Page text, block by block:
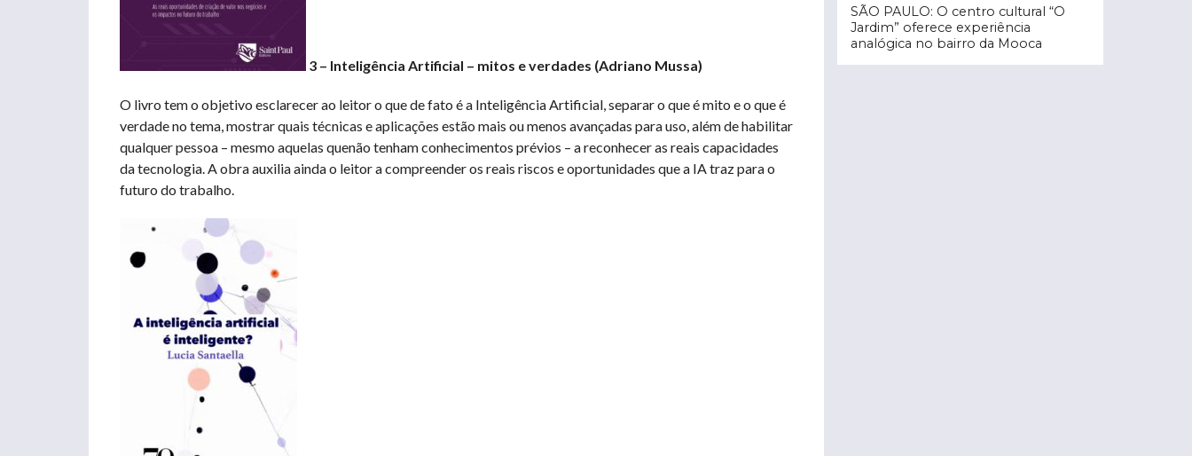
3 – Inteligência Artificial – mitos e verdades (Adriano Mussa)
O livro tem o objetivo esclarecer ao leitor o que de fato é a Inteligência Artificial, separar o que é mito e o que é
verdade no tema, mostrar quais técnicas e aplicações estão mais ou menos avançadas para uso, além de habilitar
qualquer pessoa – mesmo aquelas quenão tenham conhecimentos prévios – a reconhecer as reais capacidades
da tecnologia. A obra auxilia ainda o leitor a compreender os reais riscos e oportunidades que a IA traz para o
futuro do trabalho.
SÃO PAULO: O centro cultural “O
Jardim” oferece experiência
analógica no bairro da Mooca